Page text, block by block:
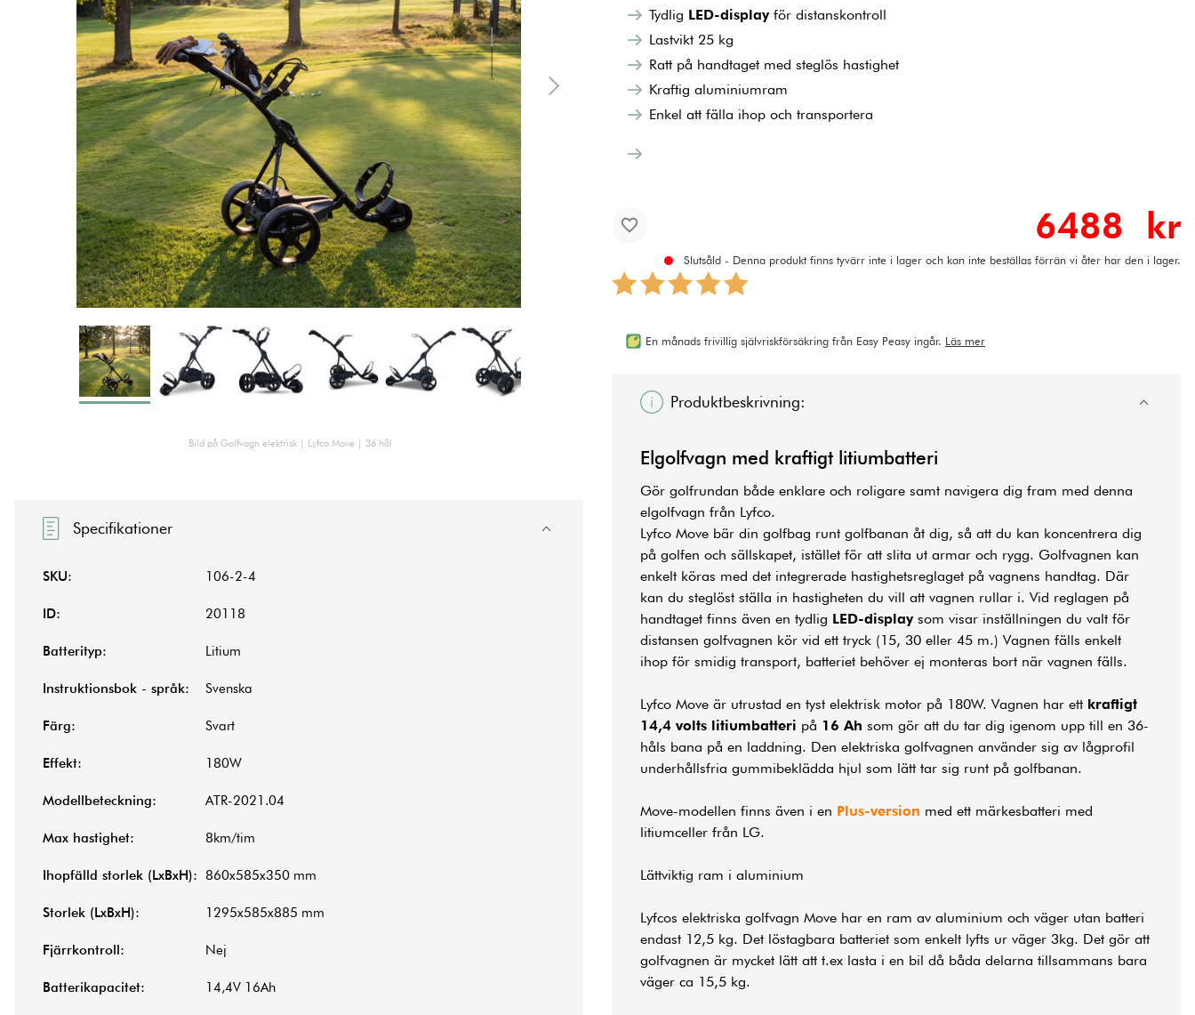
Bild på Golfvagn elektrisk | Lyfco Move | 36 hål
Tydlig LED-displayför distanskontroll
Lastvikt 25 kg
Ratt på handtaget med steglös hastighet
Kraftig aluminiumram
Enkel att fälla ihop och transportera
6488 kr
Slutsåld - Denna produkt finns tyvärr inte i lager och kan inte beställas förrän vi åter har den i lager.
En månads frivillig självriskförsäkring från Easy Peasy ingår. Läs mer
Produktbeskrivning:
Elgolfvagn med kraftigt litiumbatteri
Gör golfrundan både enklare och roligare samt navigera dig fram med denna
elgolfvagn från Lyfco.
Lyfco Move bär din golfbag runt golfbanan åt dig, så att du kan koncentrera dig
på golfen och sällskapet, istället för att slita ut armar och rygg. Golfvagnen kan
enkelt köras med det integrerade hastighetsreglaget på vagnens handtag. Där
kan du steglöst ställa in hastigheten du vill att vagnen rullar i. Vid reglagen på
handtaget finns även en tydlig LED-displaysom visar inställningen du valt för
distansen golfvagnen kör vid ett tryck (15, 30 eller 45 m.) Vagnen fälls enkelt
ihop för smidig transport, batteriet behöver ej monteras bort när vagnen fälls.
Lyfco Move är utrustad en tyst elektrisk motor på 180W. Vagnen har ett kraftigt
14,4 volts litiumbatteri på 16 Ah som gör att du tar dig igenom upp till en 36-
håls bana på en laddning. Den elektriska golfvagnen använder sig av lågprofil
underhållsfria gummibeklädda hjul som lätt tar sig runt på golfbanan.
Move-modellen finns även i en Plus-version med ett märkesbatteri med
litiumceller från LG.
Lättviktig ram i aluminium
Lyfcos elektriska golfvagn Move har en ram av aluminium och väger utan batteri
endast 12,5 kg. Det löstagbara batteriet som enkelt lyfts ur väger 3kg. Det gör att
golfvagnen är mycket lätt att t.ex lasta i en bil då båda delarna tillsammans bara
väger ca 15,5 kg.
Specifikationer
SKU: 106-2-4
ID: 20118
Batterityp: Litium
Instruktionsbok - språk: Svenska
Färg: Svart
Effekt: 180W
Modellbeteckning: ATR-2021.04
Max hastighet: 8km/tim
Ihopfälld storlek (LxBxH): 860x585x350 mm
Storlek (LxBxH): 1295x585x885 mm
Fjärrkontroll: Nej
Batterikapacitet: 14,4V 16Ah